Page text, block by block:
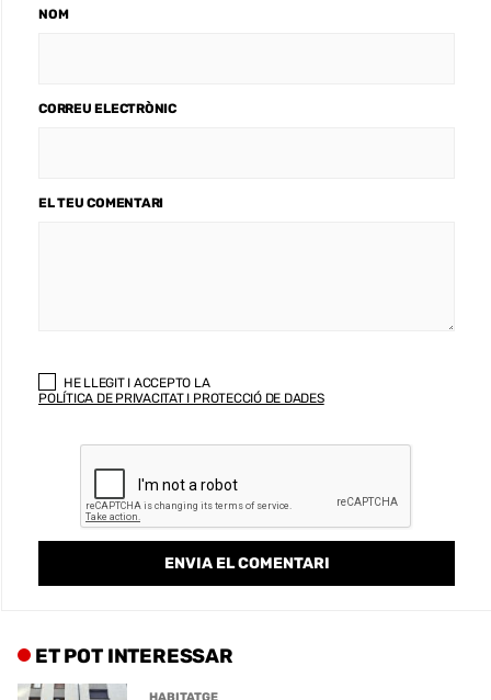
NOM
CORREU ELECTRÒNIC
EL TEU COMENTARI
HE LLEGIT I ACCEPTO LA
POLÍTICA DE PRIVACITAT I PROTECCIÓ DE DADES
ET POT INTERESSAR
HABITATGE